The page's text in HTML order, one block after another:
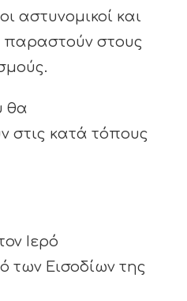
αστυνομικοί και
παραστούν στους
θα
στις κατά τόπους
Ιερό
των Εισοδίων της